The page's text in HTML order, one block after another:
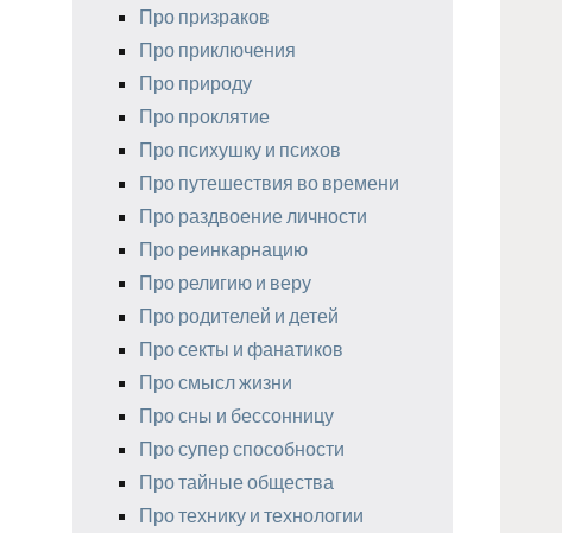
Про призраков
Про приключения
Про природу
Про проклятие
Про психушку и психов
Про путешествия во времени
Про раздвоение личности
Про реинкарнацию
Про религию и веру
Про родителей и детей
Про секты и фанатиков
Про смысл жизни
Про сны и бессонницу
Про супер способности
Про тайные общества
Про технику и технологии